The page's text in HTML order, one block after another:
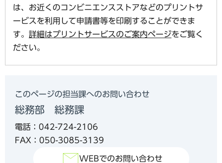
は、お近くのコンビニエンスストアなどのプリントサ
ービスを利用して申請書等を印刷することができま
す。 詳細はプリントサービスのご案内ページをご覧く
ださい。
このページの担当課へのお問い合わせ
総務部 総務課
電話：042-724-2106
FAX：050-3085-3139
WEBでのお問い合わせ